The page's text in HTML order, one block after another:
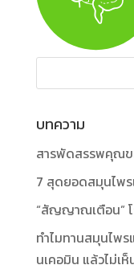
บทความ
สารพัดสรรพคุณ
7 สุดยอดสมุนไพ
“สัญญาณเตือน”
ทำไมทานสมุนไพ
นเคอมิน แล้วไม่เ